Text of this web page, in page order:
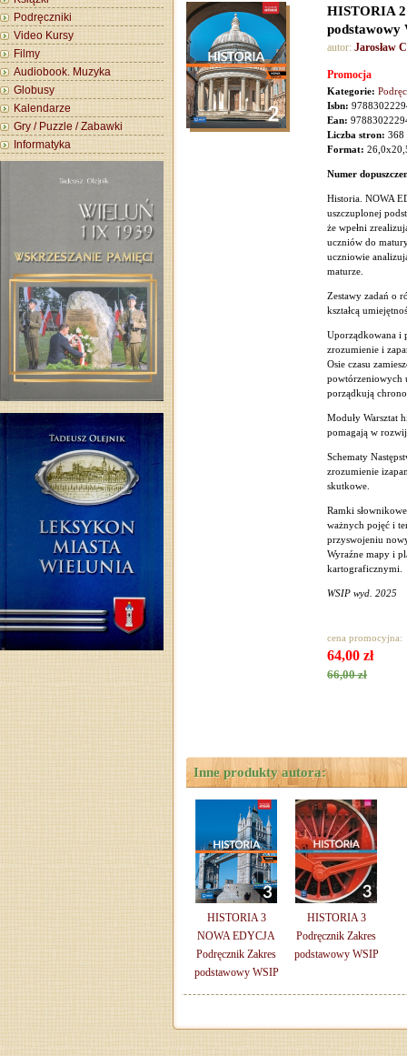
Podręczniki
Video Kursy
Filmy
Audiobook. Muzyka
Globusy
Kalendarze
Gry / Puzzle / Zabawki
Informatyka
HISTORIA
podstawowy
autor: Jarosław
Promocja
Kategorie:
Isbn:
Ean:
Liczba stron: 368
Format:
Numer
Historia. NOWA
uszczuplonej
że wpełni
uczniów do
uczniowie
maturze.
Zestawy zadań o
kształcą
Uporządkowana i
zrozumienie i
Osie czasu
powtórzeniowych
porządkują
Moduły Warsztat
pomagają w
Schematy
zrozumienie
skutkowe.
Ramki
ważnych pojęć i
przyswojeniu
Wyraźne mapy i
kartograficznymi.
WSIP wyd. 2025
cena promocyjna:
64,00 zł
66,00 zł
Inne produkty autora:
HISTORIA 3
NOWA EDYCJA
Podręcznik Zakres
podstawowy WSIP
HISTORIA 3
Podręcznik Zakres
podstawowy WSIP